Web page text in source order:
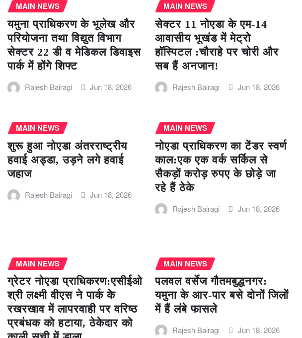
MAIN NEWS
यमुना प्राधिकरण के भूलेख और
परियोजना तथा विद्युत विभाग
सेक्टर 22 डी व मेडिकल डिवाइस
पार्क में होंगे शिफ्ट
Rajesh Bairagi Jun 18, 2026
MAIN NEWS
सेक्टर 11 नोएडा के एम-14
आवासीय भूखंड में मेट्रो
हॉस्पिटल :चौराहे पर चोरी और
सब हैं अनजान!
Rajesh Bairagi Jun 18, 2026
MAIN NEWS
शुरू हुआ नोएडा अंतरराष्ट्रीय
हवाई अड्डा, उड़ने लगे हवाई
जहाज
Rajesh Bairagi Jun 18, 2026
MAIN NEWS
नोएडा प्राधिकरण का टेंडर स्वर्ण
काल:एक एक वर्क सर्किल से
सैकड़ों करोड़ रुपए के छोड़े जा
रहे हैं ठेके
Rajesh Bairagi Jun 18, 2026
MAIN NEWS
ग्रेटर नोएडा प्राधिकरण:एसीईओ
श्री लक्ष्मी वीएस ने पार्क के
रखरखाव में लापरवाही पर वरिष्ठ
प्रबंधक को हटाया, ठेकेदार को
MAIN NEWS
पलवल वर्सेज गौतमबुद्धनगर:
यमुना के आर-पार बसे दोनों जिलों
में हैं लंबे फासले
Rajesh Bairagi Jun 18, 2026